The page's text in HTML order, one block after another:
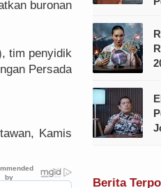
buronan
tim penyidik
Persada
Kamis
Berita